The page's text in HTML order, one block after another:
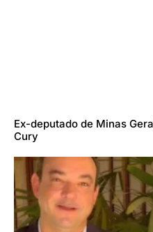
Ex-deputado de Minas
Cury